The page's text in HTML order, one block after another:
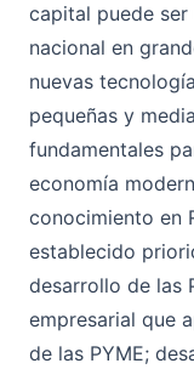
capital puede
nacional en
nuevas
pequeñas y
fundamentales
economía
conocimiento en
establecido
desarrollo de las
empresarial que
de las PYME;